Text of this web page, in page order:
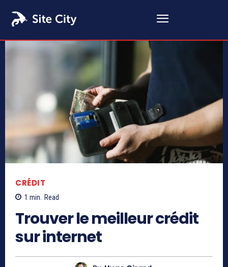
CRÉDIT
1 min. Read
Trouver le meilleur crédit
sur internet